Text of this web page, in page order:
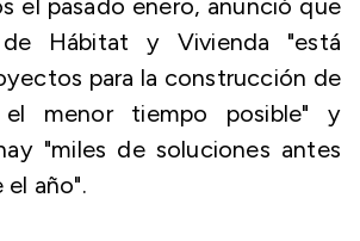
el pasado enero, anunció que
Hábitat y Vivienda "está
para la construcción de
el menor tiempo posible" y
"miles de soluciones antes
año".